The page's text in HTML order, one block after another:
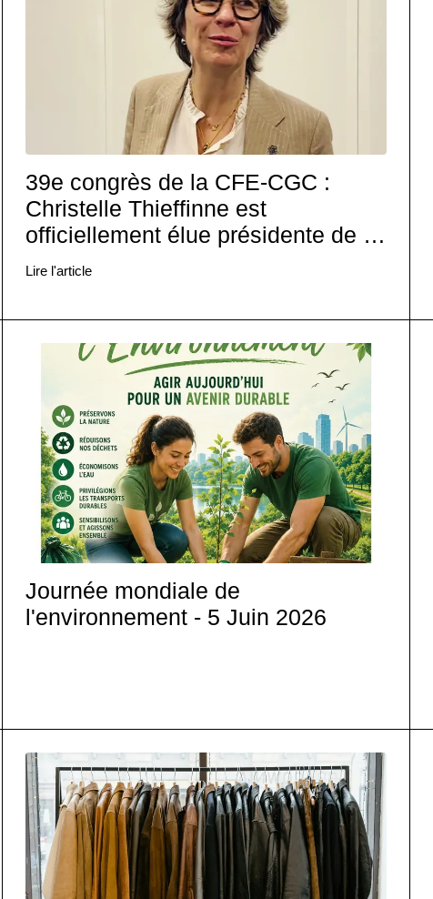
39e congrès de la CFE-CGC :
Christelle Thieffinne est
officiellement élue présidente de la
confédération
Lire l'article
Journée mondiale de
l'environnement - 5 Juin 2026